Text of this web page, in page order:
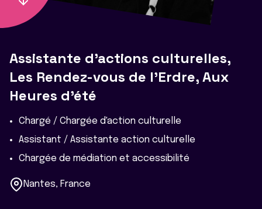
Assistante d'actions culturelles,
Les Rendez-vous de l'Erdre, Aux
Heures d'été
Chargé / Chargée d'action culturelle
Assistant / Assistante action culturelle
Chargée de médiation et accessibilité
Nantes, France